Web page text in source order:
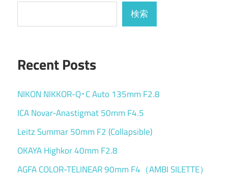
検索
Recent Posts
NIKON NIKKOR-Q･C Auto 135mm F2.8
ICA Novar-Anastigmat 50mm F4.5
Leitz Summar 50mm F2 (Collapsible)
OKAYA Highkor 40mm F2.8
AGFA COLOR-TELINEAR 90mm F4（AMBI SILETTE）